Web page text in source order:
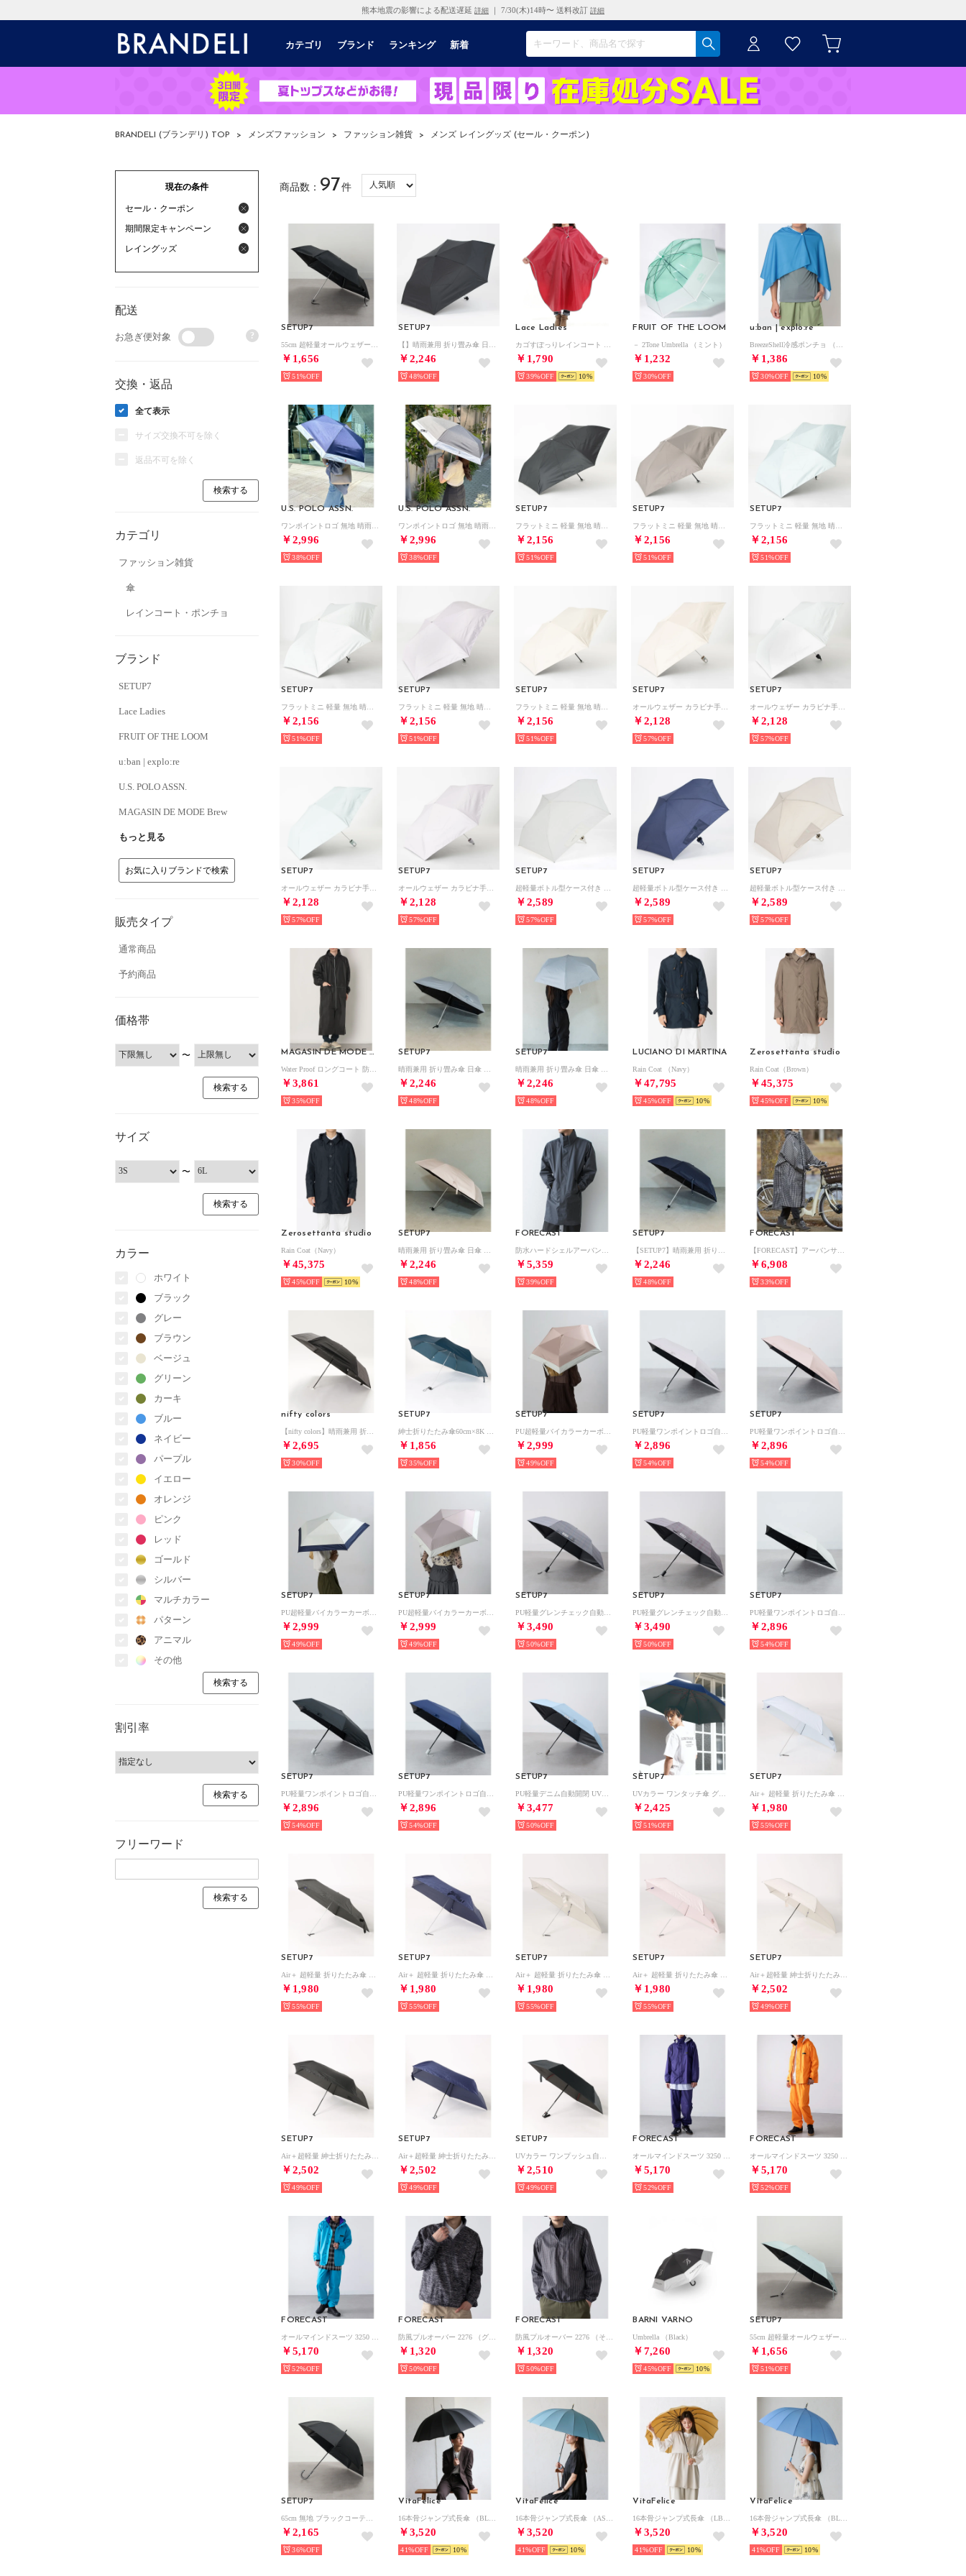
熊本地震の影響による配送遅延 詳細 ｜ 7/30(木)14時〜 送料改訂 詳細
カテゴリ ブランド ランキング 新着
BRANDELI (ブランデリ) TOP > メンズファッション > ファッション雑貨 > メンズ レイングッズ (セール・クーポン)
現在の条件
セール・クーポン
期間限定キャンペーン
レイングッズ
配送
お急ぎ便対象 ?
交換・返品
全て表示
サイズ交換不可を除く
返品不可を除く
カテゴリ
ファッション雑貨
傘
レインコート・ポンチョ
ブランド
SETUP7
Lace Ladies
FRUIT OF THE LOOM
u:ban | explo:re
U.S. POLO ASSN.
MAGASIN DE MODE Brew
もっと見る
お気に入りブランドで検索
販売タイプ
通常商品
予約商品
価格帯
〜
サイズ
〜
カラー
ホワイト
ブラック
グレー
ブラウン
ベージュ
グリーン
カーキ
ブルー
ネイビー
パープル
イエロー
オレンジ
ピンク
レッド
ゴールド
シルバー
マルチカラー
パターン
アニマル
その他
割引率
フリーワード
商品数： 97件
SETUP7
￥1,656
51%
SETUP7
￥2,246
48%
Lace Ladies
￥1,790
39% 10
FRUIT OF THE LOOM
－ 2Tone Umbrella （ミント）
￥1,232
30%
u:ban | explo:re
￥1,386
30% 10
U.S. POLO ASSN.
￥2,996
38%
U.S. POLO ASSN.
￥2,996
38%
SETUP7
￥2,156
51%
SETUP7
￥2,156
51%
SETUP7
￥2,156
51%
SETUP7
￥2,156
51%
SETUP7
￥2,156
51%
SETUP7
￥2,156
51%
SETUP7
￥2,128
57%
SETUP7
￥2,128
57%
SETUP7
￥2,128
57%
SETUP7
￥2,128
57%
SETUP7
￥2,589
57%
SETUP7
￥2,589
57%
SETUP7
￥2,589
57%
MAGASIN DE MODE Brew
￥3,861
35%
SETUP7
￥2,246
48%
SETUP7
￥2,246
48%
LUCIANO DI MARTINA
Rain Coat （Navy）
￥47,795
45% 10
Zerosettanta studio
Rain Coat（Brown）
￥45,375
45% 10
Zerosettanta studio
Rain Coat（Navy）
￥45,375
45% 10
SETUP7
￥2,246
48%
FORECAST
￥5,359
39%
SETUP7
￥2,246
48%
FORECAST
￥6,908
33%
nifty colors
￥2,695
30%
SETUP7
￥1,856
35%
SETUP7
￥2,999
49%
SETUP7
￥2,896
54%
SETUP7
￥2,896
54%
SETUP7
￥2,999
49%
SETUP7
￥2,999
49%
SETUP7
￥3,490
50%
SETUP7
￥3,490
50%
SETUP7
￥2,896
54%
SETUP7
￥2,896
54%
SETUP7
￥2,896
54%
SETUP7
￥3,477
50%
SETUP7
￥2,425
51%
SETUP7
￥1,980
55%
SETUP7
￥1,980
55%
SETUP7
￥1,980
55%
SETUP7
￥1,980
55%
SETUP7
￥1,980
55%
SETUP7
￥2,502
49%
SETUP7
￥2,502
49%
SETUP7
￥2,502
49%
SETUP7
￥2,510
49%
FORECAST
￥5,170
52%
FORECAST
￥5,170
52%
FORECAST
￥5,170
52%
FORECAST
￥1,320
50%
FORECAST
￥1,320
50%
BARNI VARNO
Umbrella （Black）
￥7,260
45% 10
SETUP7
￥1,656
51%
SETUP7
￥2,165
36%
VitaFelice
￥3,520
41% 10
VitaFelice
￥3,520
41% 10
VitaFelice
￥3,520
41% 10
VitaFelice
￥3,520
41% 10